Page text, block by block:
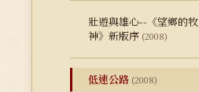
壯遊與雄心--《望鄉的牧
神》新版序 (2008)
低速公路 (2008)